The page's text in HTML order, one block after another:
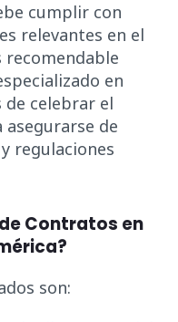
cumplir con
relevantes en el
recomendable
en
celebrar el
de
regulaciones
Contratos en
son: